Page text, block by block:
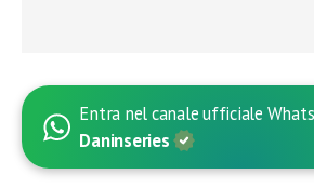
Entra nel canale ufficiale
Daninseries